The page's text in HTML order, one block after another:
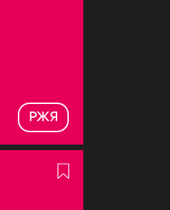
РЖЯ